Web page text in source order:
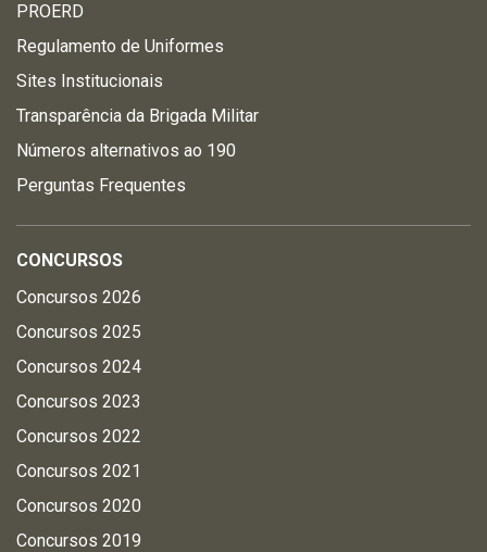
PROERD
Regulamento de Uniformes
Sites Institucionais
Transparência da Brigada Militar
Números alternativos ao 190
Perguntas Frequentes
CONCURSOS
Concursos 2026
Concursos 2025
Concursos 2024
Concursos 2023
Concursos 2022
Concursos 2021
Concursos 2020
Concursos 2019